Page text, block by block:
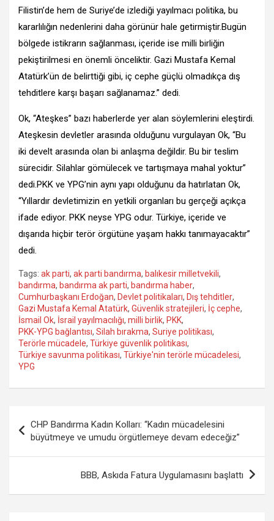
Filistin’de hem de Suriye’de izlediği yayılmacı politika, bu
kararlılığın nedenlerini daha görünür hale getirmiştir.Bugün
bölgede istikrarın sağlanması, içeride ise milli birliğin
pekiştirilmesi en önemli önceliktir. Gazi Mustafa Kemal
Atatürk’ün de belirttiği gibi, iç cephe güçlü olmadıkça dış
tehditlere karşı başarı sağlanamaz.” dedi.
Ok, “Ateşkes” bazı haberlerde yer alan söylemlerini eleştirdi.
Ateşkesin devletler arasında olduğunu vurgulayan Ok, “Bu
iki develt arasında olan bi anlaşma değildir. Bu bir teslim
sürecidir. Silahlar gömülecek ve tartışmaya mahal yoktur”
dedi.PKK ve YPG’nin aynı yapı olduğunu da hatırlatan Ok,
“Yıllardır devletimizin en yetkili organları bu gerçeği açıkça
ifade ediyor. PKK neyse YPG odur. Türkiye, içeride ve
dışarıda hiçbir terör örgütüne yaşam hakkı tanımayacaktır”
dedi.
Tags: ak parti, ak parti bandırma, balıkesir milletvekili,
bandırma, bandırma ak parti, bandırma haber,
Cumhurbaşkanı Erdoğan, Devlet politikaları, Dış tehditler,
Gazi Mustafa Kemal Atatürk, Güvenlik stratejileri, İç cephe,
İsmail Ok, İsrail yayılmacılığı, milli birlik, PKK,
PKK-YPG bağlantısı, Silah bırakma, Suriye politikası,
Terörle mücadele, Türkiye güvenlik politikası,
Türkiye savunma politikası, Türkiye'nin terörle mücadelesi,
YPG
gezinmesi
CHP Bandırma Kadın Kolları: “Kadın mücadelesini
büyütmeye ve umudu örgütlemeye devam edeceğiz”
BBB, Askıda Fatura Uygulamasını başlattı